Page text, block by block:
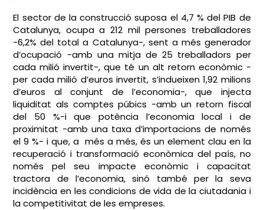
El sector de la construcció suposa el 4,7 % del PIB de
Catalunya, ocupa a 212 mil persones treballadores
-6,2% del total a Catalunya-, sent a més generador
d’ocupació -amb una mitja de 25 treballadors per
cada milió invertit-, que té un alt retorn econòmic -
per cada milió d’euros invertit, s’indueixen 1,92 milions
d’euros al conjunt de l’economia-, que injecta
liquiditat als comptes púbics -amb un retorn fiscal
del 50 %-i que potència l’economia local i de
proximitat -amb una taxa d’importacions de només
el 9 %- i que, a més a més, és un element clau en la
recuperació i transformació econòmica del país, no
només pel seu impacte econòmic i capacitat
tractora de l’economia, sinó també per la seva
incidència en les condicions de vida de la ciutadania i
la competitivitat de les empreses.